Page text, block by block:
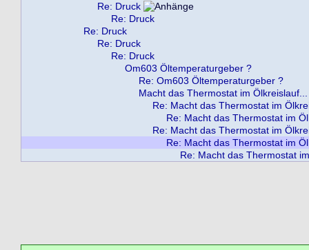
Re: Druck
Re: Druck
Re: Druck
Re: Druck
Re: Druck
Om603 Öltemperaturgeber ?
Re: Om603 Öltemperaturgeber ?
Macht das Thermostat im Ölkreislauf...
Re: Macht das Thermostat im
Re: Macht das Thermostat im
Re: Macht das Thermostat im
Re: Macht das Thermostat im
Re: Macht das Thermostat